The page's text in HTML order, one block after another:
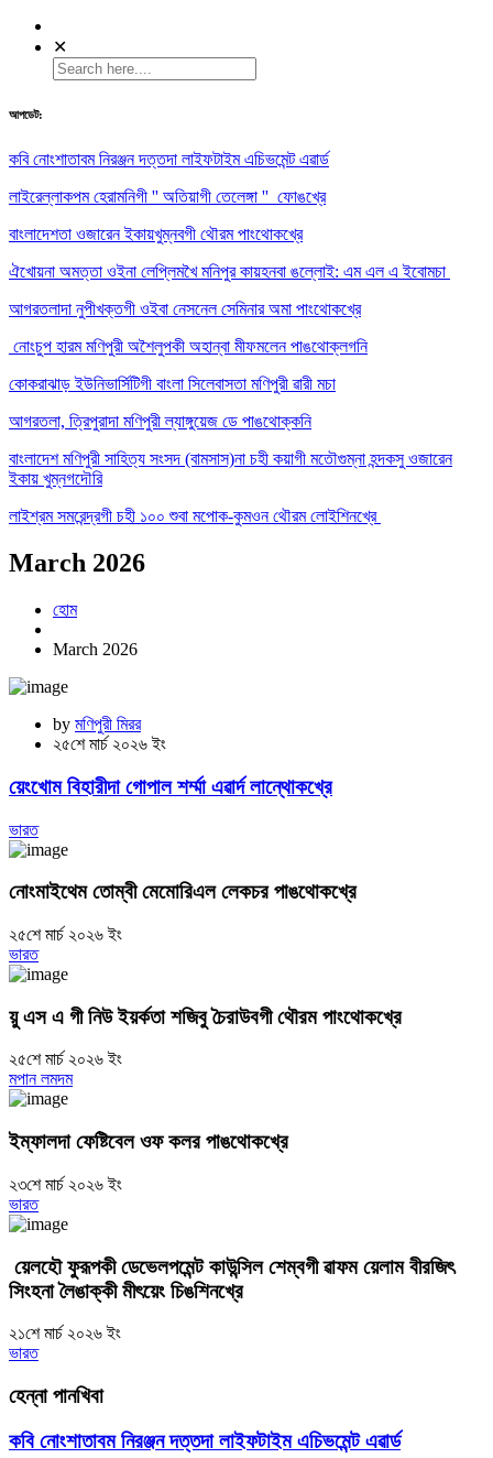
✕
আপডেট:
কবি নোংশাতাবম নিরঞ্জন দত্তদা লাইফটাইম এচিভমেন্ট এৱার্ড
লাইরেল্লাকপম হেরামনিগী '' অতিয়াগী তেলেঙ্গা '' ফোঙখ্রে
বাংলাদেশতা ওজারেন ইকায়খুম্নবগী থৌরম পাংথোকখ্রে
ঐখোয়না অমত্তা ওইনা লেপ্লিমখৈ মনিপুর কায়হনবা ঙল্লোই: এম এল এ ইবোমচা
আগরতলাদা নুপীখক্তগী ওইবা নেসনেল সেমিনার অমা পাংথোকখ্রে
নোংচুপ হারম মণিপুরী অশৈলুপকী অহান্বা মীফমলেন পাঙথোক্লগনি
কোকরাঝাড় ইউনিভার্সিটিগী বাংলা সিলেবাসতা মণিপুরী ৱারী মচা
আগরতলা, ত্রিপুরাদা মণিপুরী ল্যাঙ্গুয়েজ ডে পাঙথোক্কনি
বাংলাদেশ মণিপুরী সাহিত্য সংসদ (বামসাস)না চহী কয়াগী মতৌগুম্না হন্দকসু ওজারেন
ইকায় খুম্নগদৌরি
লাইশ্রম সমরেন্দ্রগী চহী ১০০ শুবা মপোক-কুমওন থৌরম লোইশিনখ্রে
March 2026
হোম
March 2026
by মণিপুরী মিরর
২৫শে মার্চ ২০২৬ ইং
য়েংখোম বিহারীদা গোপাল শর্ম্মা এৱার্দ লান্থোকখ্রে
ভারত
নোংমাইথেম তোম্বী মেমোরিএল লেকচর পাঙথোকখ্রে
২৫শে মার্চ ২০২৬ ইং
ভারত
য়ু এস এ গী নিউ ইয়র্কতা শজিবু চৈরাউবগী থৌরম পাংথোকখ্রে
২৫শে মার্চ ২০২৬ ইং
মপান লমদম
ইম্ফালদা ফেষ্টিবেল ওফ কলর পাঙথোকখ্রে
২৩শে মার্চ ২০২৬ ইং
ভারত
য়েলহৌ ফুরূপকী ডেভেলপমেন্ট কাউন্সিল শেম্বগী ৱাফম য়েলাম বীরজিৎ
সিংহনা লৈঙাক্কী মীৎয়েং চিঙশিনখ্রে
২১শে মার্চ ২০২৬ ইং
ভারত
হেন্না পানখিবা
কবি নোংশাতাবম নিরঞ্জন দত্তদা লাইফটাইম এচিভমেন্ট এৱার্ড